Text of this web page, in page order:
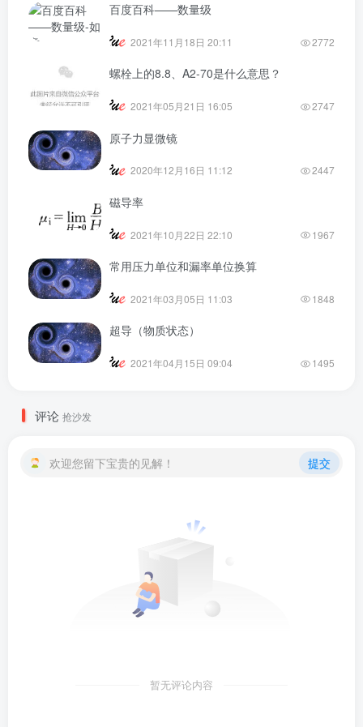
百度百科——数量级
2021年11月18日 20:11 2772
螺栓上的8.8、A2-70是什么意思？
2021年05月21日 16:05 2747
原子力显微镜
2020年12月16日 11:12 2447
磁导率
2021年10月22日 22:10 1967
常用压力单位和漏率单位换算
2021年03月05日 11:03 1848
超导（物质状态）
2021年04月15日 09:04 1495
评论 抢沙发
欢迎您留下宝贵的见解！ 提交
暂无评论内容